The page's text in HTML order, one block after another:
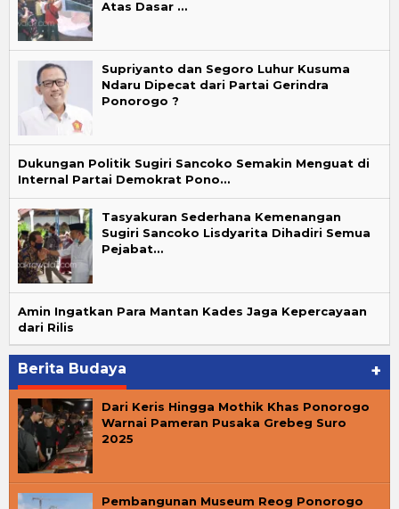
Atas Dasar …
Supriyanto dan Segoro Luhur Kusuma
Ndaru Dipecat dari Partai Gerindra
Ponorogo ?
Dukungan Politik Sugiri Sancoko Semakin Menguat di
Internal Partai Demokrat Pono…
Tasyakuran Sederhana Kemenangan
Sugiri Sancoko Lisdyarita Dihadiri Semua
Pejabat…
Amin Ingatkan Para Mantan Kades Jaga Kepercayaan
dari Rilis
Berita Budaya +
Dari Keris Hingga Mothik Khas Ponorogo
Warnai Pameran Pusaka Grebeg Suro
2025
Pembangunan Museum Reog Ponorogo